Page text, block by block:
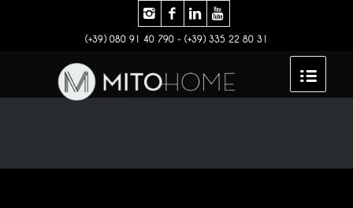
(+39) 080 91 40 790 - (+39) 335 22 80 31